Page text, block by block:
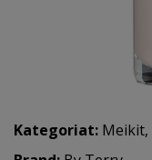
Kategoriat: Meikit,